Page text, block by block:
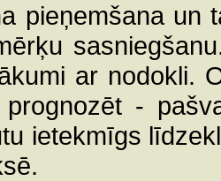
pieņemšana un
ar nodokli.
-
ietekmīgs